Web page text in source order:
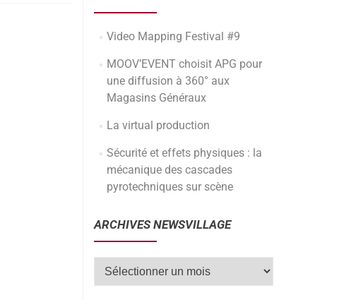
Video Mapping Festival #9
MOOV’EVENT choisit APG pour
une diffusion à 360° aux
Magasins Généraux
La virtual production
Sécurité et effets physiques : la
mécanique des cascades
pyrotechniques sur scène
ARCHIVES NEWSVILLAGE